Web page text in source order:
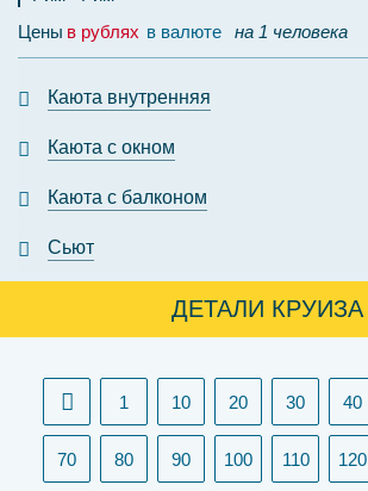
Цены в рублях в валюте на 1 человека
Каюта внутренняя
Каюта с окном
Каюта с балконом
Сьют
ДЕТАЛИ КРУИЗА
1 10 20 30 40
70 80 90 100 110 120